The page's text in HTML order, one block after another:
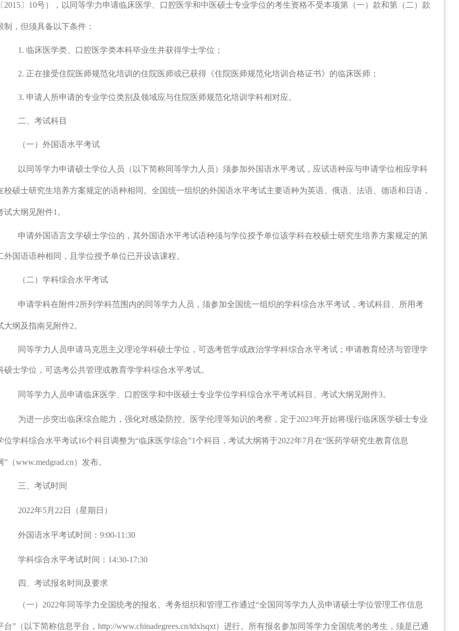
2015〕 10号），以同等学力申请临床医学、口腔医学和中医硕士专业学位的考生资格不受本项第（一）款和第（二）款
制，但须具备以下条件：
1. 临床医学类、口腔医学类本科毕业生并获得学士学位；
2. 正在接受住院医师规范化培训的住院医师或已获得《住院医师规范化培训合格证书》的临床医师；
3. 申请人所申请的专业学位类别及领域应与住院医师规范化培训学科相对应。
二、考试科目
（一）外国语水平考试
以同等学力申请硕士学位人员（以下简称同等学力人员）须参加外国语水平考试，应试语种应与申请学位相应学科
校硕士研究生培养方案规定的语种相同。全国统一组织的外国语水平考试主要语种为英语、俄语、法语、德语和日语，
试大纲见附件1 。
申请外国语言文学硕士学位的，其外国语水平考试语种须与学位授予单位该学科在校硕士研究生培养方案规定的第
外国语语种相同，且学位授予单位已开设该课程。
（二）学科综合水平考试
申请学科在附件2所列学科范围内的同等学力人员，须参加全国统一组织的学科综合水平考试，考试科目、所用考
大纲及指南见附件2。
同等学力人员申请马克思主义理论学科硕士学位，可选考哲学或政治学学科综合水平考试；申请教育经济与管理学
硕士学位，可选考公共管理或教育学学科综合水平考试。
同等学力人员申请临床医学、口腔医学和中医硕士专业学位学科综合水平考试科目、考试大纲见附件3。
为进一步突出临床综合能力，强化对感染防控、医学伦理等知识的考察，定于2023年开始将现行临床医学硕士专业
位学科综合水平考试16个科目调整为“临床医学综合”1个科目，考试大纲将于2022年7月在“医药学研究生教育信息
” （www.medgrad.cn）发布。
三、考试时间
2022年5月 22 日（星期日）
外国语水平考试时间： 9:00-11:30
学科综合水平考试时间： 14:30-17:30
四、考试报名时间及要求
（一） 2022年同等学力全国统考的报名、考务组织和管理工作通过“全国同等学力人员申请硕士学位管理工作信息
台” （以下简称信息平台， http://www.chinadegrees.cn/tdxlsqxt）进行。所有报名参加同等学力全国统考的考生，须是已通